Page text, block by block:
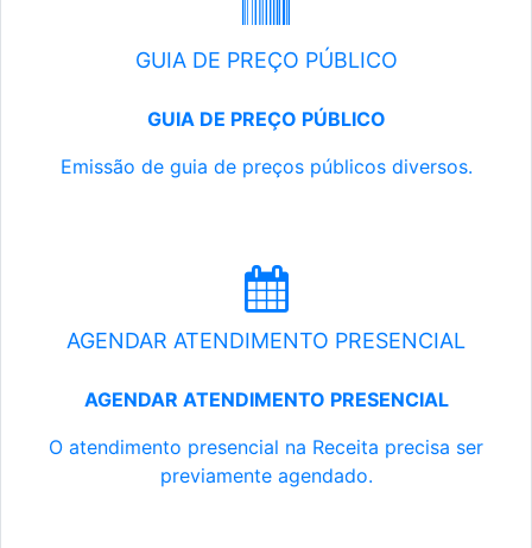
GUIA DE PREÇO PÚBLICO
GUIA DE PREÇO PÚBLICO
Emissão de guia de preços públicos diversos.
AGENDAR ATENDIMENTO PRESENCIAL
AGENDAR ATENDIMENTO PRESENCIAL
O atendimento presencial na Receita precisa ser
previamente agendado.